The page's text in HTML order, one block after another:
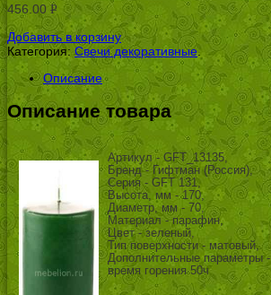
456.00 Р
УБ.
Добавить в корзину
Категория: Свечи декоративные.
Описание
Описание товара
Артикул - GFT_13135,
Бренд - Гифтман (Россия),
Серия - GFT 131,
Высота, мм - 170,
Диаметр, мм - 70,
Материал - парафин,
Цвет - зеленый,
Тип поверхности - матовый,
Дополнительные параметры -
время горения 50ч